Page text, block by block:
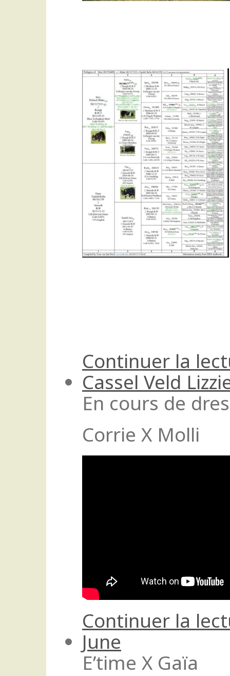
Continuer la
Cassel Veld
En cours de
Corrie X Molli
Continuer la
June
E’time X Gaïa